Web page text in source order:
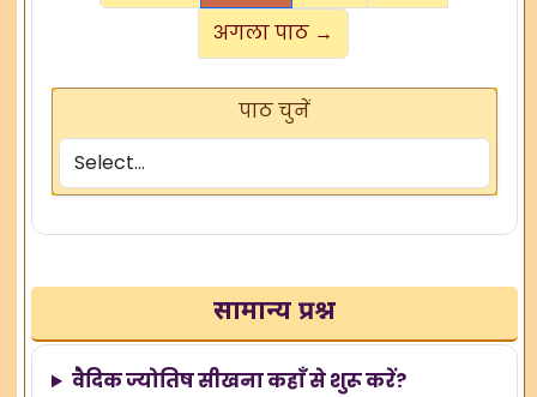
अगला पाठ →
पाठ चुनें
सामान्य प्रश्न
वैदिक ज्योतिष सीखना कहाँ से शुरू करें?